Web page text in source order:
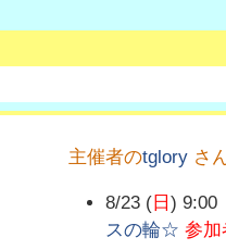
主催者のtglory さ
8/23 (日 ) 9:00
スの輪☆ 参加